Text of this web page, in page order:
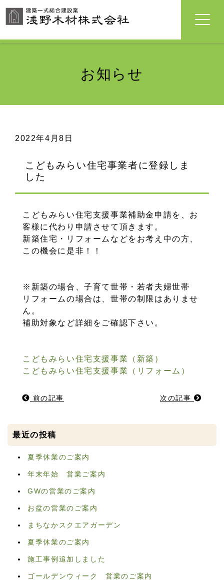
お知らせ
2022年4月8日
こどもみらい住宅事業者に登録しま
した
こどもみらい住宅支援事業補助金申請を、お
客様に代わり申請させて頂きます。
新築住宅・リフォームなどをお考え中の方、
この機会に是非！！
※新築の場合、子育て世帯・若者夫婦世帯
リフォームの場合は、世帯の制限はありませ
ん。
補助対象など詳細をご確認下さい。
こどもみらい住宅支援事業（新築）
こどもみらい住宅支援事業（リフォーム）
前の記事 次の記事
最近の投稿
夏季休業のご案内
年末年始 営業ご案内
GWの営業のご案内
お盆の営業のご案内
まちなかスクエアガーデン
夏季休業のご案内
施工事例追加しました
ゴールデンウィーク 営業のご案内